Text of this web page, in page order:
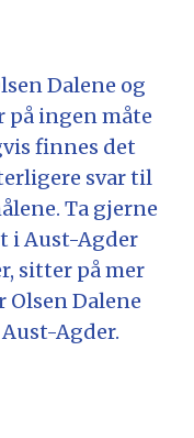
Dalene og
på ingen måte
finnes det
svar til
Ta gjerne
i Aust-Agder
sitter på mer
Dalene
Agder.